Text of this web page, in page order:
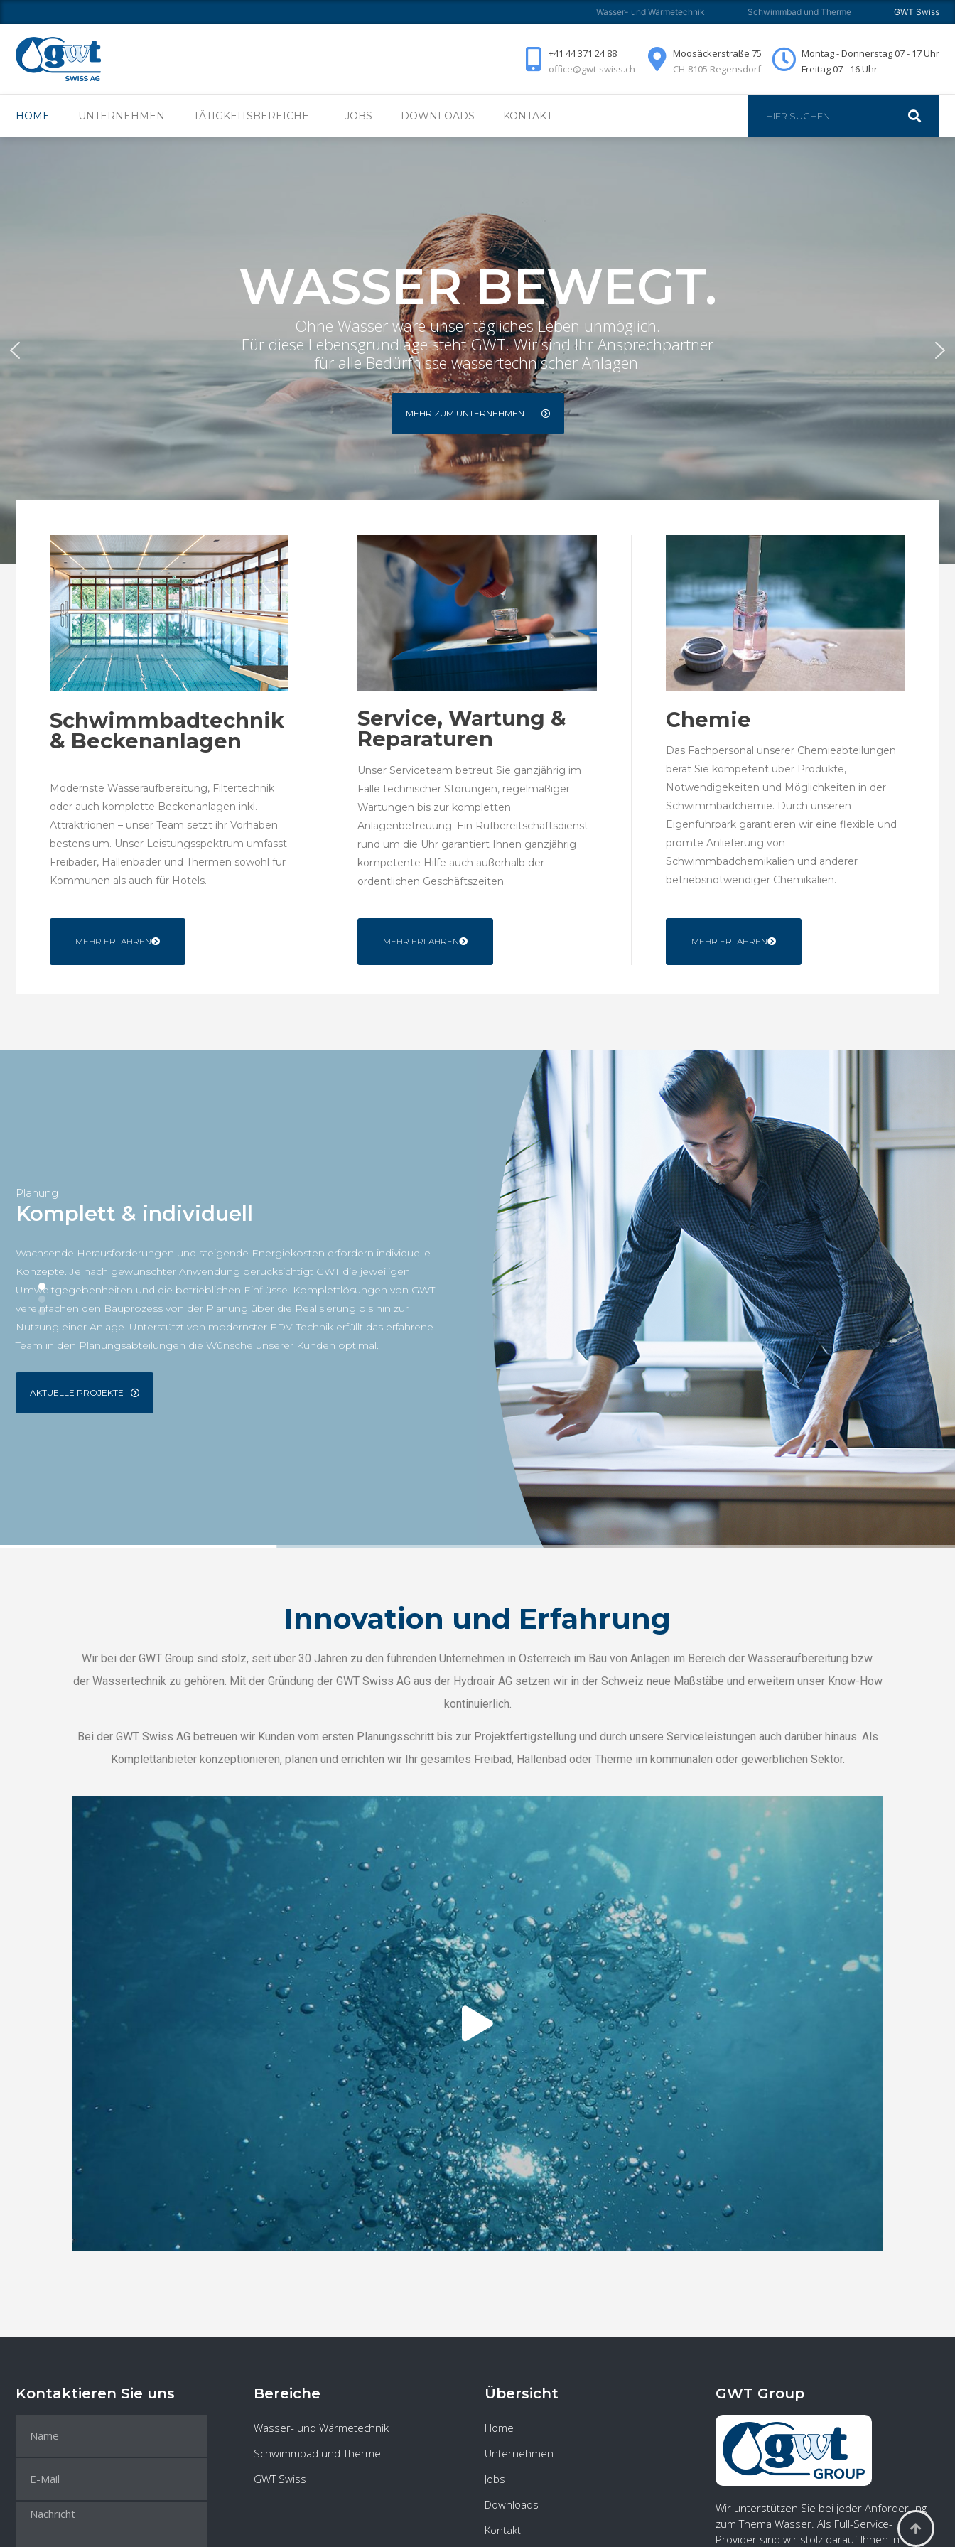
Wasser- und Wärmetechnik Schwimmbad und Therme GWT Swiss
+41 44 371 24 88
office@gwt-swiss.ch
Moosäckerstraße 75
CH-8105 Regensdorf
Montag - Donnerstag 07 - 17 Uhr
Freitag 07 - 16 Uhr
HOME UNTERNEHMEN TÄTIGKEITSBEREICHE JOBS DOWNLOADS KONTAKT
HOME UNTERNEHMEN TÄTIGKEITSBEREICHE JOBS DOWNLOADS KONTAKT
WASSER BEWEGT.
Ohne Wasser wäre unser tägliches Leben unmöglich.
Für diese Lebensgrundlage steht GWT. Wir sind Ihr Ansprechpartner
für alle Bedürfnisse wassertechnischer Anlagen.
MEHR ZUM UNTERNEHMEN
Schwimmbadtechnik
& Beckenanlagen
Modernste Wasseraufbereitung, Filtertechnik
oder auch komplette Beckenanlagen inkl.
Attraktrionen – unser Team setzt ihr Vorhaben
bestens um. Unser Leistungsspektrum umfasst
Freibäder, Hallenbäder und Thermen sowohl für
Kommunen als auch für Hotels.
MEHR ERFAHREN
Service, Wartung &
Reparaturen
Unser Serviceteam betreut Sie ganzjährig im
Falle technischer Störungen, regelmäßiger
Wartungen bis zur kompletten
Anlagenbetreuung. Ein Rufbereitschaftsdienst
rund um die Uhr garantiert Ihnen ganzjährig
kompetente Hilfe auch außerhalb der
ordentlichen Geschäftszeiten.
MEHR ERFAHREN
Chemie
Das Fachpersonal unserer Chemieabteilungen
berät Sie kompetent über Produkte,
Notwendigekeiten und Möglichkeiten in der
Schwimmbadchemie. Durch unseren
Eigenfuhrpark garantieren wir eine flexible und
promte Anlieferung von
Schwimmbadchemikalien und anderer
betriebsnotwendiger Chemikalien.
MEHR ERFAHREN
Planung
Komplett & individuell
Wachsende Herausforderungen und steigende Energiekosten erfordern individuelle
Konzepte. Je nach gewünschter Anwendung berücksichtigt GWT die jeweiligen
Umweltgegebenheiten und die betrieblichen Einflüsse. Komplettlösungen von GWT
vereinfachen den Bauprozess von der Planung über die Realisierung bis hin zur
Nutzung einer Anlage. Unterstützt von modernster EDV-Technik erfüllt das erfahrene
Team in den Planungsabteilungen die Wünsche unserer Kunden optimal.
AKTUELLE PROJEKTE
Innovation und Erfahrung
Wir bei der GWT Group sind stolz, seit über 30 Jahren zu den führenden Unternehmen in Österreich im Bau von Anlagen im Bereich der Wasseraufbereitung bzw.
der Wassertechnik zu gehören. Mit der Gründung der GWT Swiss AG aus der Hydroair AG setzen wir in der Schweiz neue Maßstäbe und erweitern unser Know-How
kontinuierlich.
Bei der GWT Swiss AG betreuen wir Kunden vom ersten Planungsschritt bis zur Projektfertigstellung und durch unsere Serviceleistungen auch darüber hinaus. Als
Komplettanbieter konzeptionieren, planen und errichten wir Ihr gesamtes Freibad, Hallenbad oder Therme im kommunalen oder gewerblichen Sektor.
Kontaktieren Sie uns Bereiche
Wasser- und Wärmetechnik
Schwimmbad und Therme
GWT Swiss
Übersicht
Home
Unternehmen
Jobs
Downloads
Kontakt
GWT Group
Wir unterstützen Sie bei jeder Anforderung
zum Thema Wasser. Als Full-Service-
Provider sind wir stolz darauf Ihnen in